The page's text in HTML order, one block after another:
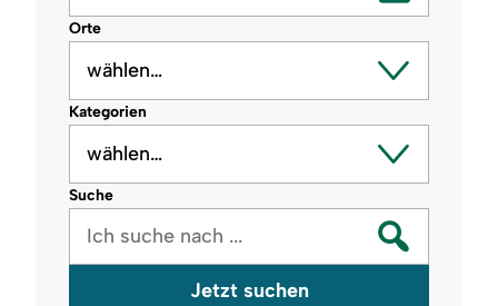
Orte
wählen…
Kategorien
wählen…
Suche
Jetzt suchen